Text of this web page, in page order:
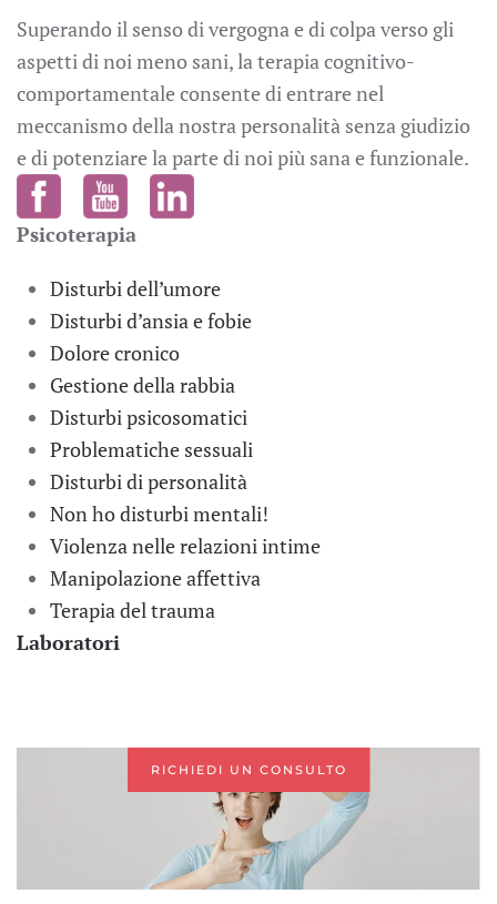
Superando il senso di vergogna e di colpa verso gli
aspetti di noi meno sani, la terapia cognitivo-
comportamentale consente di entrare nel
meccanismo della nostra personalità senza giudizio
e di potenziare la parte di noi più sana e funzionale.
Psicoterapia
Disturbi dell’umore
Disturbi d’ansia e fobie
Dolore cronico
Gestione della rabbia
Disturbi psicosomatici
Problematiche sessuali
Disturbi di personalità
Non ho disturbi mentali!
Violenza nelle relazioni intime
Manipolazione affettiva
Terapia del trauma
Laboratori
RICHIEDI UN CONSULTO